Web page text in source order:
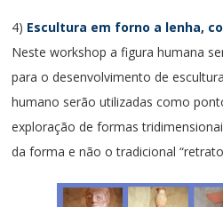
4) Escultura em forno a lenha,
Neste workshop a figura humana
para o desenvolvimento de
humano serão utilizadas como
exploração de formas
da forma e não o tradicional